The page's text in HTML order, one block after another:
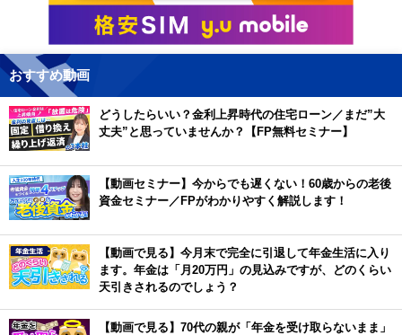
おすすめ動画
どうしたらいい？金利上昇時代の住宅ローン／まだ”大
丈夫”と思っていませんか？【FP無料セミナー】
【動画セミナー】今からでも遅くない！60歳からの老後
資金セミナー／FPがわかりやすく解説します！
【動画で見る】今月末で完全に引退して年金生活に入り
ます。年金は「月20万円」の見込みですが、どのくらい
天引きされるのでしょう？
【動画で見る】70代の親が「年金を受け取らないまま」